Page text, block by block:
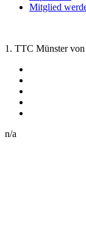
Mitglied
1. TTC Münster
n/a